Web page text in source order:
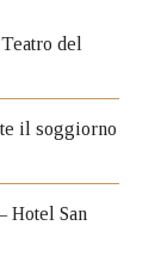
del
il soggiorno
Hotel San